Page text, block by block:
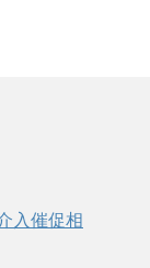
催促相